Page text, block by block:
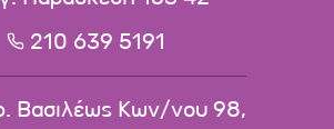
210 639 5191
Βασιλέως Κων/νου 98,